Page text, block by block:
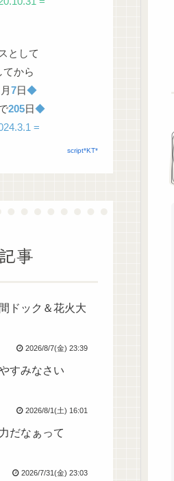
として
てから
7日◆
205日◆
=
script*KT*
事
ドック＆花火大
2026/8/7(金) 23:39
すみなさい
2026/8/1(土) 16:01
だなぁって
2026/7/31(金) 23:03